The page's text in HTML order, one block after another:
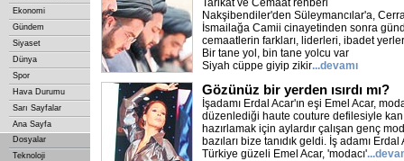
Ekonomi
Gündem
Siyaset
Dünya
Spor
Hava Durumu
Sarı Sayfalar
Ana Sayfa
Dosyalar
Teknoloji
Tarikat ve Cemaat rehberi
Nakşibendiler'den Süleymancılar'a,
İsmailağa Camii cinayetinden sonra
cemaatlerin farkları, liderleri, ibadet
Bir tane yol, bin tane yolcu var
Siyah cüppe giyip zikir...devamı
Gözünüz bir yerden ısırdı mı?
İşadamı Erdal Acar'ın eşi Emel Acar,
düzenlediği haute couture defilesiyle
hazırlamak için aylardır çalışan genç
bazıları bize tanıdık geldi. İş adamı Erdal
Türkiye güzeli Emel Acar, 'modacı'